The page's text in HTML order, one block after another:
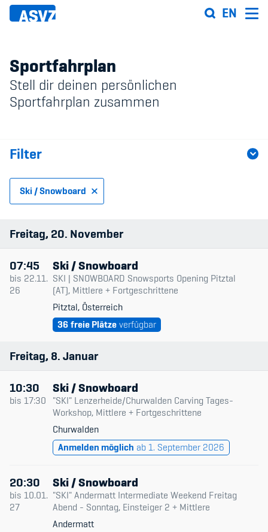
Direkt
zum
EN
Sportfahrplan
Sportanlagen
Events
ASVZ@home
Member's Manual / FAQ
Fairplay
Teilnahmeberechtigung
Academy
Diversität & Inklusion
Infomails
Sportfahrplan
Stell dir deinen persönlichen
Sportfahrplan zusammen
Filter
Ski / Snowboard
Sportart
Datum & Zeit
Nur verfügbare
Freitag 20 November
07:45
bis 22.11.
26
Ski / Snowboard
SKI | SNOWBOARD Snowsports Opening Pitztal
(AT), Mittlere + Fortgeschrittene
Pitztal, Österreich
36freie Plätzeverfügbar
Freitag 8 Januar
10:30
bis 17:30
Ski / Snowboard
"SKI" Lenzerheide/Churwalden Carving Tages-
Workshop, Mittlere + Fortgeschrittene
Churwalden
Anmelden möglich ab 1. September 2026
20:30
bis 10.01.
27
Ski / Snowboard
"SKI" Andermatt Intermediate Weekend Freitag
Abend - Sonntag, Einsteiger 2 + Mittlere
Andermatt